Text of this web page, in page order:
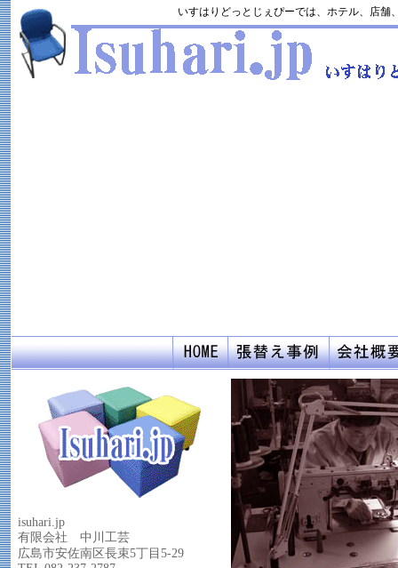
いすはりどっとじぇぴーでは、ホテル、店
isuhari.jp
有限会社 中川工芸
広島市安佐南区長束5丁目5-29